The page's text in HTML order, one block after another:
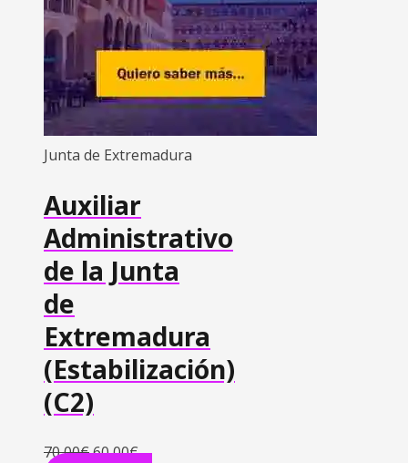
Junta de Extremadura
Auxiliar
Administrativo
de la Junta
de
Extremadura
(Estabilización)
(C2)
70,00€60,00€